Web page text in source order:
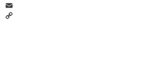
Telegram
Email